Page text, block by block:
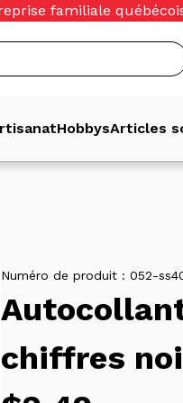
familiale
HobbysArticles
Numéro de produit : 052-
chiffres